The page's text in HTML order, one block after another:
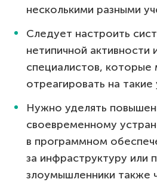
несколькими разными
Следует настроить
нетипичной активности
специалистов, которые
отреагировать на
Нужно уделять
своевременному
в программном
за инфраструктуру или
злоумышленники также